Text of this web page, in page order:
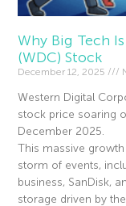
Why Big Tech
(WDC) Stock
December 12, 2025
Western Digital
stock price soaring
December 2025.
This massive growth
storm of events,
business, SanDisk,
storage driven by